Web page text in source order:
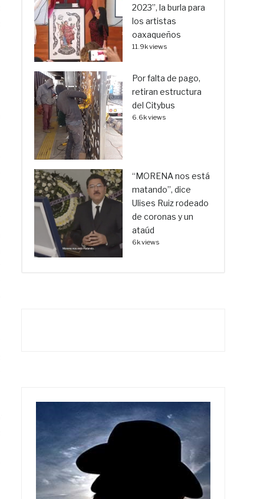
2023”, la burla para
los artistas
oaxaqueños
11.9k views
Por falta de pago,
retiran estructura
del Citybus
6.6k views
“MORENA nos está
matando”, dice
Ulises Ruiz rodeado
de coronas y un
ataúd
6k views